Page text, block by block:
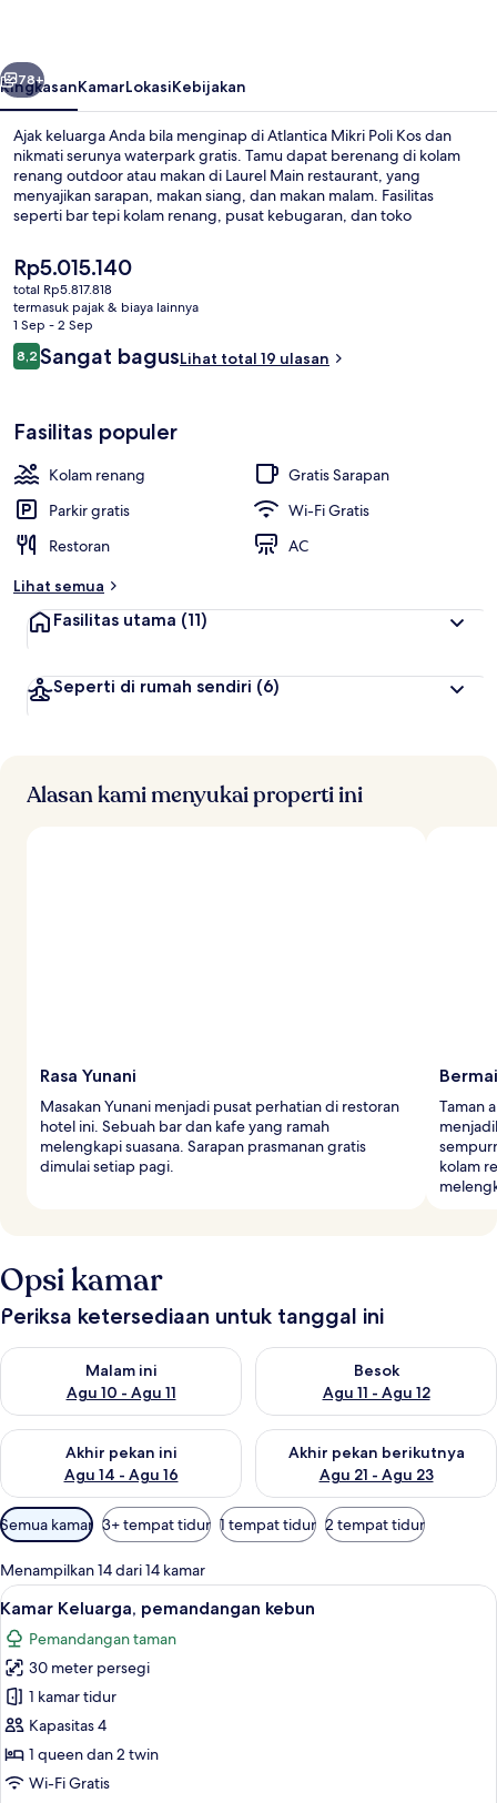
Berikutnya
78+
RingkasanKamarLokasiKebijakan
Ajak keluarga Anda bila menginap di Atlantica Mikri Poli Kos dan
nikmati serunya waterpark gratis. Tamu dapat berenang di kolam
renang outdoor atau makan di Laurel Main restaurant, yang
menyajikan sarapan, makan siang, dan makan malam. Fasilitas
seperti bar tepi kolam renang, pusat kebugaran, dan toko
Harga
saat
ini
Rp5.015.140
Rp5.015.140
total Rp5.817.818
termasuk pajak & biaya lainnya
1 Sep - 2 Sep
Ulasan
8,28,2 dari 10
Sangat bagusLihat total 19 ulasan
Fasilitas populer
Kolam renang
Gratis Sarapan
Parkir gratis
Wi-Fi Gratis
Restoran
AC
Lihat semua
Fasilitas utama (11)
Seperti di rumah sendiri (6)
Alasan kami menyukai properti ini
Rasa Yunani
Masakan Yunani menjadi pusat perhatian di restoran
hotel ini. Sebuah bar dan kafe yang ramah
melengkapi suasana. Sarapan prasmanan gratis
dimulai setiap pagi.
Taman
kolam
Opsi kamar
Periksa ketersediaan untuk tanggal ini
Malam ini
Agu 10 - Agu 11
Periksa ketersediaan untuk malam ini Agu 10 - Agu 11
Besok
Agu 11 - Agu 12
Periksa ketersediaan untuk
Akhir pekan ini
Agu 14 - Agu 16
Periksa ketersediaan untuk akhir pekan ini Agu 14 - Agu 16
Akhir pekan berikutnya
Agu 21 - Agu 23
Periksa ketersediaan untuk
Filter
tersedia
untuk
kamar
Semua kamar 3+ tempat tidur 1 tempat tidur 2 tempat tidur
Menampilkan 14 dari 14 kamar
Lihat
semua
foto
untuk
Kamar
Keluarga,
pemandangan
kebun
Kamar Keluarga, pemandangan
7
Kamar Keluarga, pemandangan kebun
Pemandangan taman
30 meter persegi
1 kamar tidur
Kapasitas 4
1 queen dan 2 twin
Wi-Fi Gratis